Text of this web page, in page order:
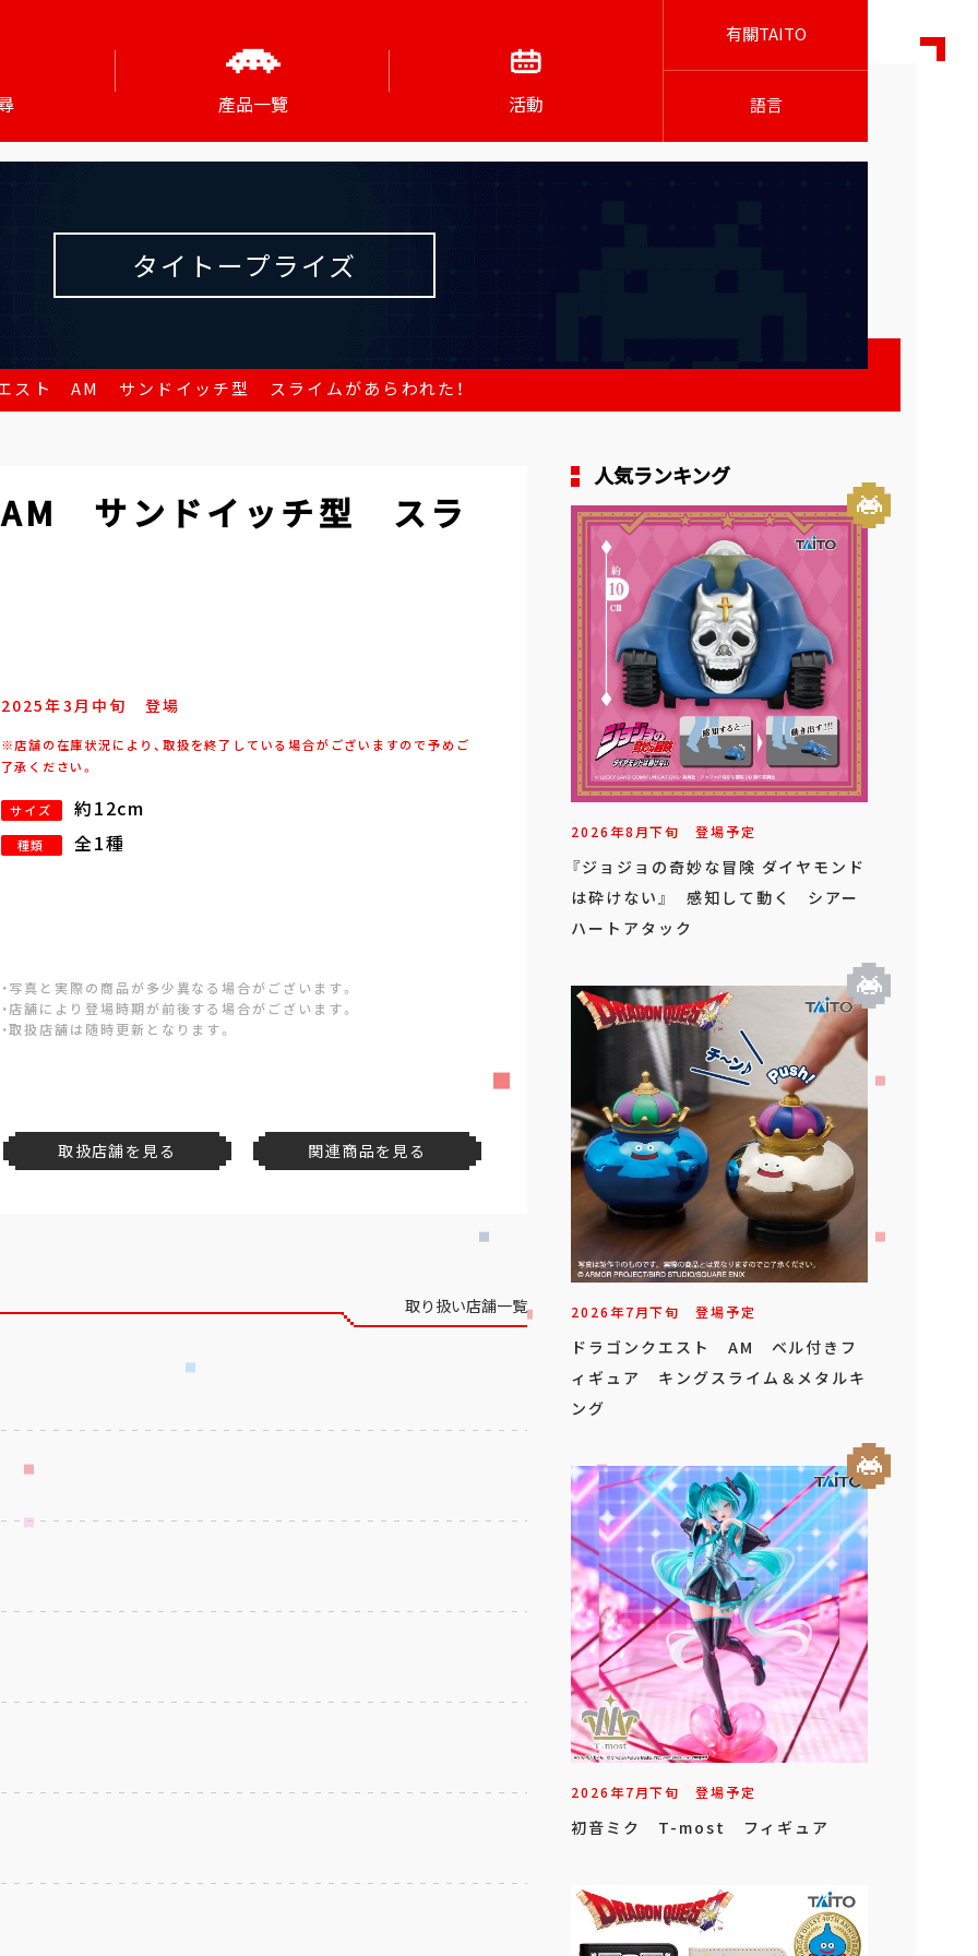
產品一覽 活動
有關TAITO
語言
タイトープライズ
スト AM サンドイッチ型 スライムがあらわれた！
サンドイッチ型 スラ
2025年3月 中旬 登場
※店舗の在庫状況により、取扱を終了している場合がございますので予めご
了承ください。
サイズ 約12cm
種類 全1種
・写真と実際の商品が多少異なる場合がございます。
・店舗により登場時期が前後する場合がございます。
・取扱店舗は随時更新となります。
取扱店舗を見る 関連商品を見る
取り扱い店舗一覧
人気ランキング
2026年8月下旬 登場予定
『ジョジョの奇妙な冒険 ダイヤモンド
は砕けない』 感知して動く シアー
ハートアタック
2026年7月下旬 登場予定
ドラゴンクエスト AM ベル付きフ
ィギュア キングスライム＆メタルキ
ング
2026年7月下旬 登場予定
初音ミク T-most フィギュア